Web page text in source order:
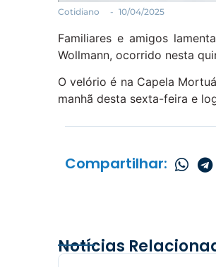
Cotidiano - 10/04/2025
Familiares e amigos
Wollmann, ocorrido nesta
O velório é na Capela
manhã desta sexta-feira e
Compartilhar:
Notícias